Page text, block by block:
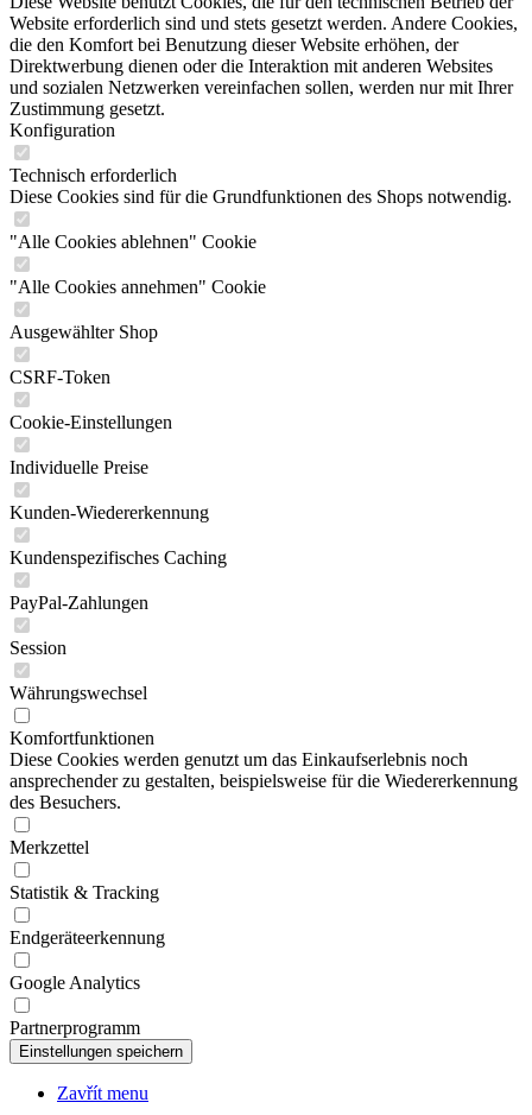
die den Komfort bei Benutzung dieser Website erhöhen, der
Direktwerbung dienen oder die Interaktion mit anderen Websites
und sozialen Netzwerken vereinfachen sollen, werden nur mit Ihrer
Zustimmung gesetzt.
Konfiguration
Technisch erforderlich
Diese Cookies sind für die Grundfunktionen des Shops notwendig.
"Alle Cookies ablehnen" Cookie
"Alle Cookies annehmen" Cookie
Ausgewählter Shop
CSRF-Token
Cookie-Einstellungen
Individuelle Preise
Kunden-Wiedererkennung
Kundenspezifisches Caching
PayPal-Zahlungen
Session
Währungswechsel
Komfortfunktionen
Diese Cookies werden genutzt um das Einkaufserlebnis noch
ansprechender zu gestalten, beispielsweise für die Wiedererkennung
des Besuchers.
Merkzettel
Statistik & Tracking
Endgeräteerkennung
Google Analytics
Partnerprogramm
Zavřít menu
CZE